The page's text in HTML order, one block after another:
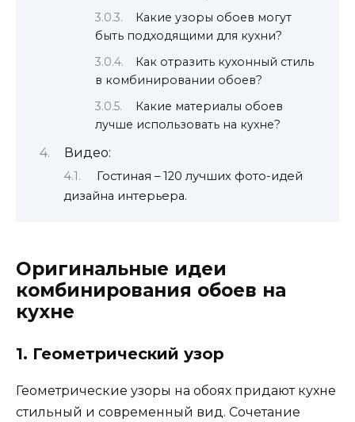
Какие узоры обоев могут
быть подходящими для кухни?
Как отразить кухонный стиль
в комбинировании обоев?
Какие материалы обоев
лучше использовать на кухне?
Видео:
Гостиная – 120 лучших фото-идей
дизайна интерьера.
Оригинальные идеи
комбинирования обоев на
кухне
1. Геометрический узор
Геометрические узоры на обоях придают кухне
стильный и современный вид. Сочетание